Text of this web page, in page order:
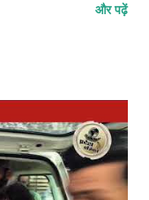
अभियान के तहत हर साल
एक आधिकारिक पत्र
उन्होंने कहा कि नगर के
के लिए दिए गए सरकारी
और पढ़ें